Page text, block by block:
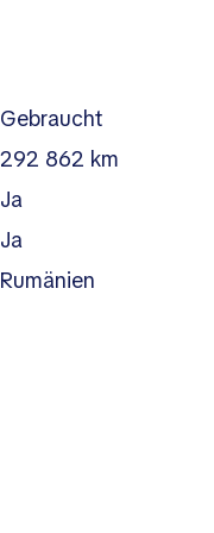
Gebraucht
292 862 km
Ja
Ja
Rumänien